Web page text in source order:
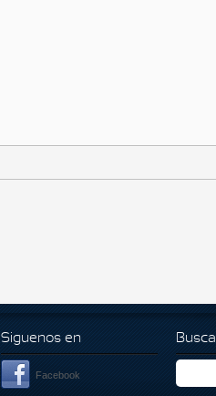
Siguenos en
Facebook